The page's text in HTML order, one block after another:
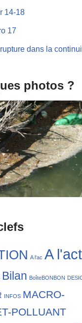
14-18
17
dans la
photos ?
A l'ac A
Bilan BoîteBONBON
INFOS MACRO-
POLLUANT